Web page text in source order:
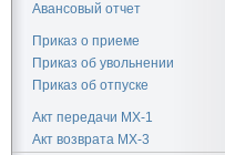
Авансовый отчет
Приказ о приеме
Приказ об увольнении
Приказ об отпуске
Акт передачи МХ-1
Акт возврата МХ-3